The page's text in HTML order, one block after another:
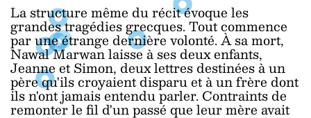
La structure même du récit évoque les
grandes tragédies grecques. Tout commence
par une étrange dernière volonté. À sa mort,
Nawal Marwan laisse à ses deux enfants,
Jeanne et Simon, deux lettres destinées à un
père qu'ils croyaient disparu et à un frère dont
ils n'ont jamais entendu parler. Contraints de
remonter le fil d'un passé que leur mère avait